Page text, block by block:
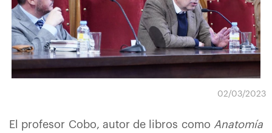
02/03/2023
El profesor Cobo, autor de libros como Anatomía